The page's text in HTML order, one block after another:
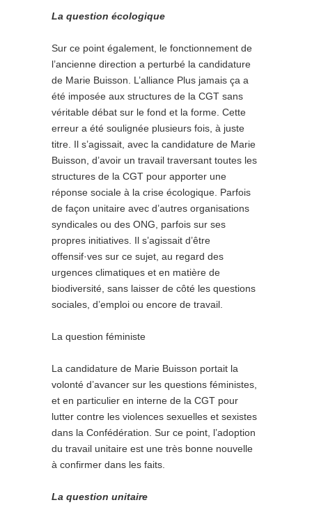
La question écologique
Sur ce point également, le fonctionnement de
l’ancienne direction a perturbé la candidature
de Marie Buisson. L’alliance Plus jamais ça a
été imposée aux structures de la CGT sans
véritable débat sur le fond et la forme. Cette
erreur a été soulignée plusieurs fois, à juste
titre. Il s’agissait, avec la candidature de Marie
Buisson, d’avoir un travail traversant toutes les
structures de la CGT pour apporter une
réponse sociale à la crise écologique. Parfois
de façon unitaire avec d’autres organisations
syndi­cales ou des ONG, parfois sur ses
propres initiatives. Il s’agissait d’être
offensif·ves sur ce sujet, au regard des
urgences climatiques et en matière de
biodiversité, sans laisser de côté les questions
sociales, d’emploi ou encore de travail.
La question féministe
La candidature de Marie Buisson portait la
volonté d’avancer sur les questions féministes,
et en particulier en interne de la CGT pour
lutter contre les violences sexuelles et sexistes
dans la Confédération. Sur ce point, l’adoption
du travail unitaire est une très bonne nouvelle
à confirmer dans les faits.
La question unitaire